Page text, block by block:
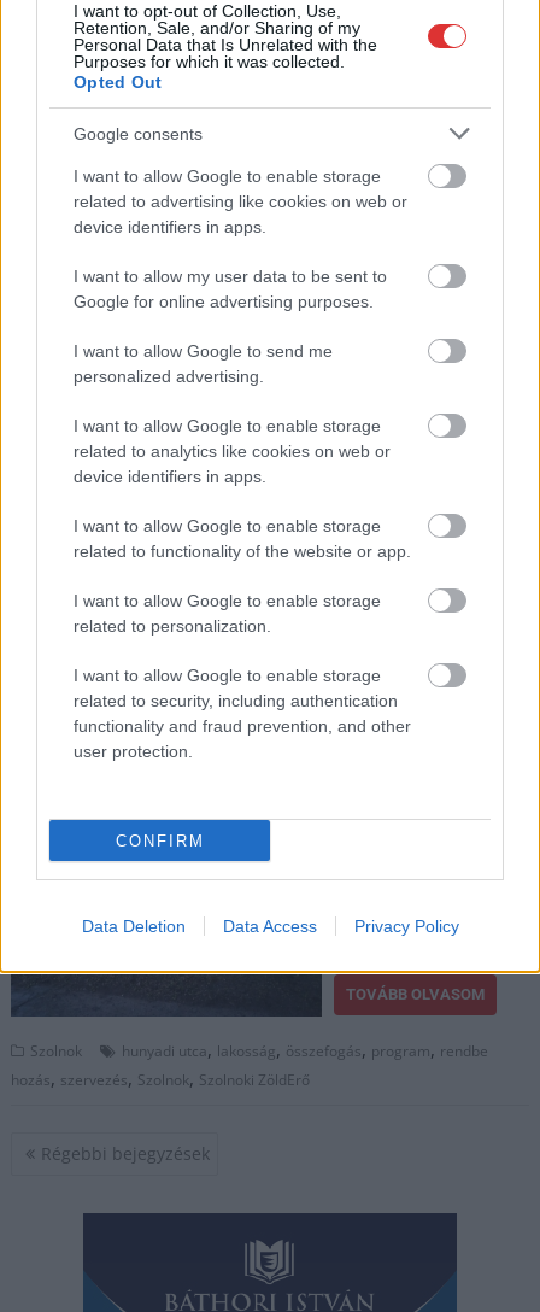
I want to opt-out of Collection, Use,
Retention, Sale, and/or Sharing of my
Personal Data that Is Unrelated with the
Purposes for which it was collected.
Opted Out
Google consents
I want to allow Google to enable storage
related to advertising like cookies on web or
device identifiers in apps.
I want to allow my user data to be sent to
Google for online advertising purposes.
I want to allow Google to send me
personalized advertising.
I want to allow Google to enable storage
related to analytics like cookies on web or
device identifiers in apps.
I want to allow Google to enable storage
related to functionality of the website or app.
I want to allow Google to enable storage
related to personalization.
I want to allow Google to enable storage
related to security, including authentication
functionality and fraud prevention, and other
user protection.
CONFIRM
Data Deletion Data Access Privacy Policy
TOVÁBB OLVASOM
Magyarország , ,
hazánk,Orbán Viktor,pride,szabadságjog,szervezés,szombat,tisza párt
Itt a lehetőség egy remek nyári vízitúrára a
Jászságban
2024.06.24. Kiss Lajos
Ha még nincs
programja szombatra,
mi tudunk ajánlani egy
lehetőséget. A sok eső
miatt még nagyobb
JNSZ megyei hírek Jászkunság ,
Egy kis közösségi program és városszépítés
Szolnokon, összefogtak a helyiek
A helyieket pedig a
össze, így rövid időn
belül sokkal szebbé
tették környezetüket.
TOVÁBB OLVASOM
Szolnok hunyadi utca, lakosság, összefogás, program, rendbe
hozás, szervezés, Szolnok, Szolnoki ZöldErő
Bejegyzés
Régebbi bejegyzések